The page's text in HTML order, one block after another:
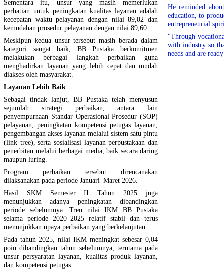
Sementara itu, unsur yang masih memerlukan
perhatian untuk peningkatan kualitas layanan adalah
kecepatan waktu pelayanan dengan nilai 89,02 dan
kemudahan prosedur pelayanan dengan nilai 89,60.
Meskipun kedua unsur tersebut masih berada dalam
kategori sangat baik, BB Pustaka berkomitmen
melakukan berbagai langkah perbaikan guna
menghadirkan layanan yang lebih cepat dan mudah
diakses oleh masyarakat.
Layanan Lebih Baik
Sebagai tindak lanjut, BB Pustaka telah menyusun
sejumlah strategi perbaikan, antara lain
penyempurnaan Standar Operasional Prosedur (SOP)
pelayanan, peningkatan kompetensi petugas layanan,
pengembangan akses layanan melalui sistem satu pintu
(link tree), serta sosialisasi layanan perpustakaan dan
penerbitan melalui berbagai media, baik secara daring
maupun luring.
Program perbaikan tersebut direncanakan
dilaksanakan pada periode Januari–Maret 2026.
Hasil SKM Semester II Tahun 2025 juga
menunjukkan adanya peningkatan dibandingkan
periode sebelumnya. Tren nilai IKM BB Pustaka
selama periode 2020–2025 relatif stabil dan terus
menunjukkan upaya perbaikan yang berkelanjutan.
Pada tahun 2025, nilai IKM meningkat sebesar 0,04
poin dibandingkan tahun sebelumnya, terutama pada
unsur persyaratan layanan, kualitas produk layanan,
dan kompetensi petugas.
He reminded
education, to
entrepreneurial
"Through
with industry so
needs and are